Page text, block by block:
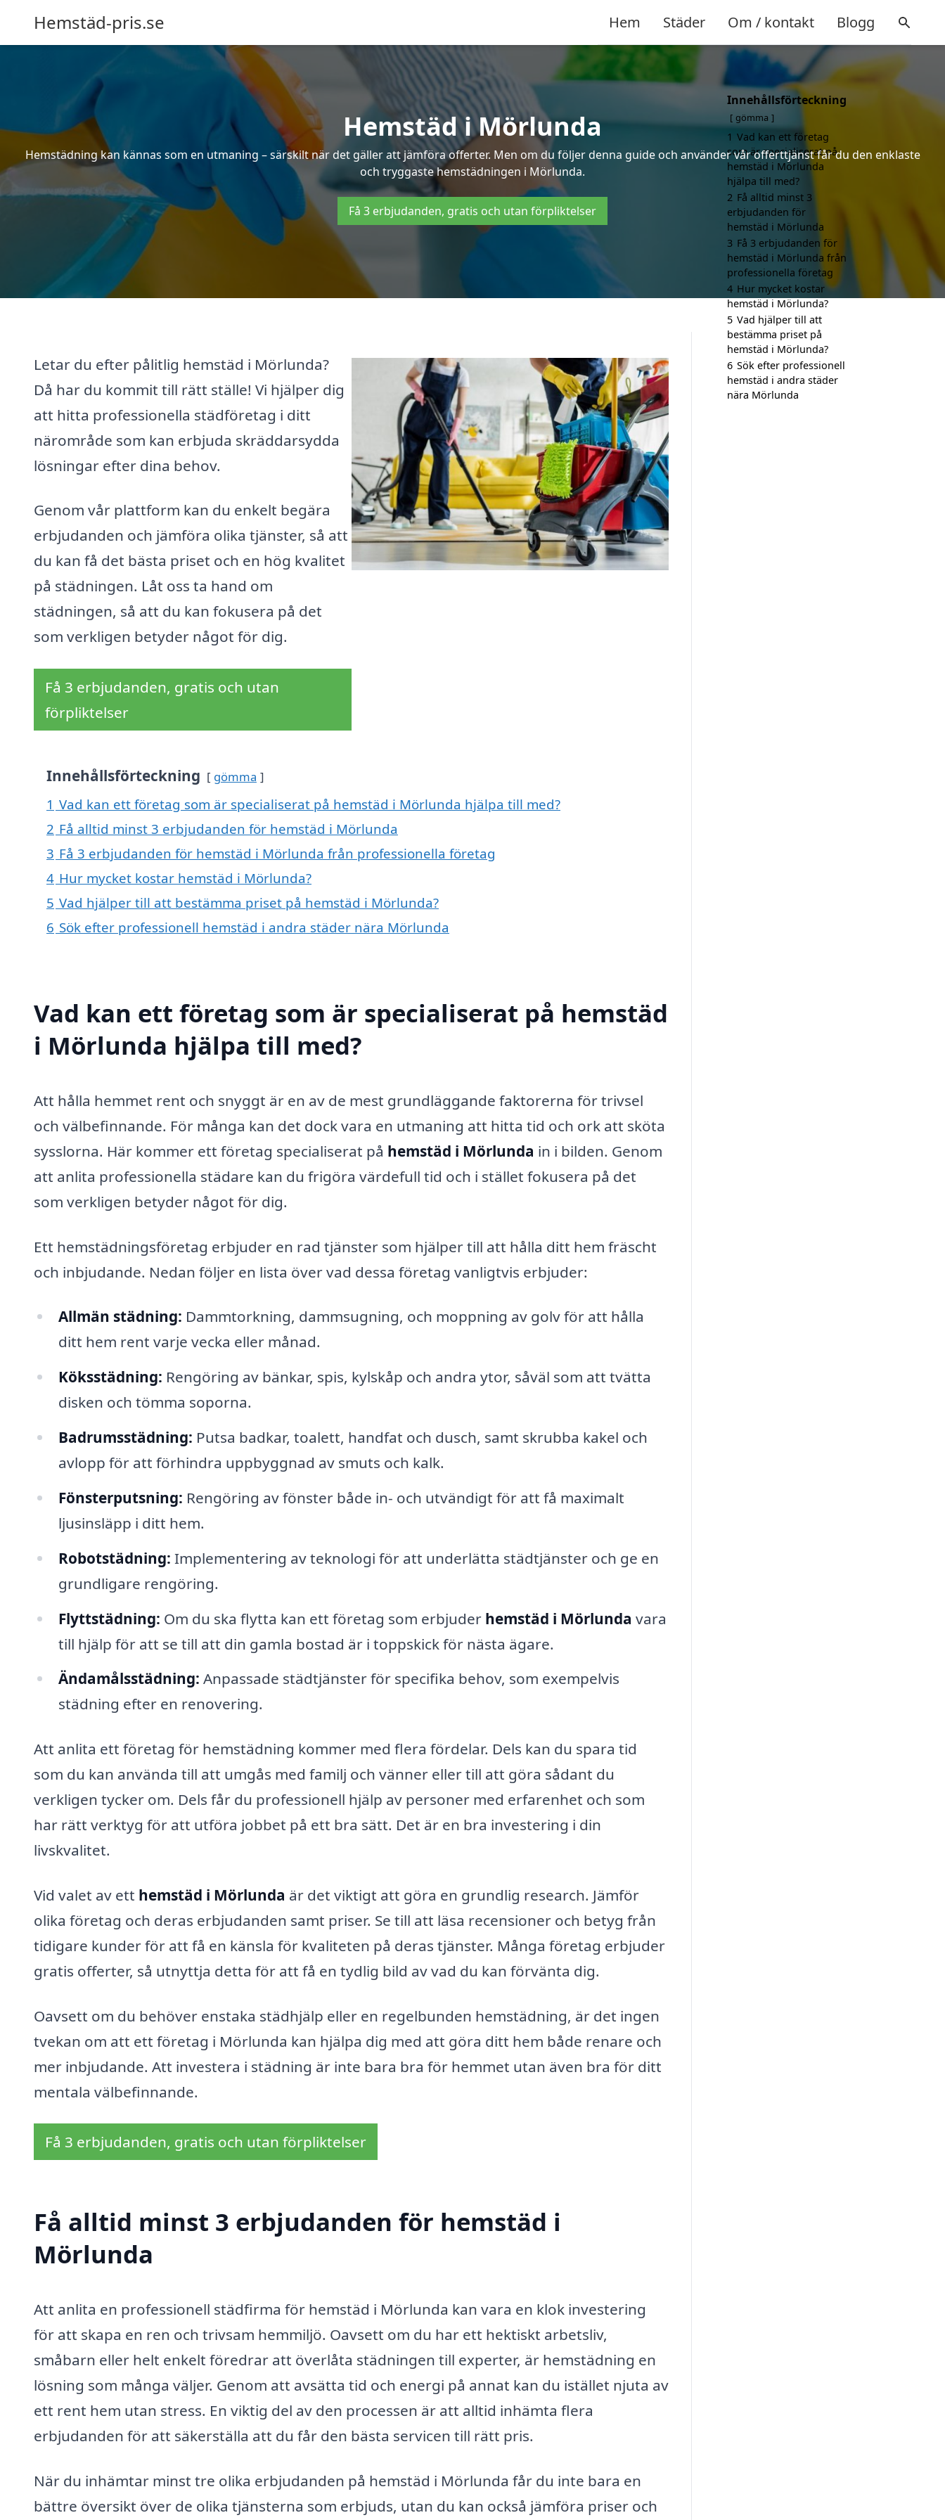
Hemstäd-pris.se Hem Städer Om / kontakt Blogg
Hemstäd i Mörlunda
Hemstädning kan kännas som en utmaning – särskilt när det gäller att jämföra offerter. Men om du följer denna guide och använder vår offerttjänst får du den enklaste
och tryggaste hemstädningen i Mörlunda.
Få 3 erbjudanden, gratis och utan förpliktelser
Letar du efter pålitlig hemstäd i Mörlunda?
Då har du kommit till rätt ställe! Vi hjälper dig
att hitta professionella städföretag i ditt
närområde som kan erbjuda skräddarsydda
lösningar efter dina behov.
Genom vår plattform kan du enkelt begära
erbjudanden och jämföra olika tjänster, så att
du kan få det bästa priset och en hög kvalitet
på städningen. Låt oss ta hand om
städningen, så att du kan fokusera på det
som verkligen betyder något för dig.
Få 3 erbjudanden, gratis och utan
förpliktelser
Innehållsförteckning gömma
1 Vad kan ett företag som är specialiserat på hemstäd i Mörlunda hjälpa till med?
2 Få alltid minst 3 erbjudanden för hemstäd i Mörlunda
3 Få 3 erbjudanden för hemstäd i Mörlunda från professionella företag
4 Hur mycket kostar hemstäd i Mörlunda?
5 Vad hjälper till att bestämma priset på hemstäd i Mörlunda?
6 Sök efter professionell hemstäd i andra städer nära Mörlunda
Vad kan ett företag som är specialiserat på hemstäd
i Mörlunda hjälpa till med?
Att hålla hemmet rent och snyggt är en av de mest grundläggande faktorerna för trivsel
och välbefinnande. För många kan det dock vara en utmaning att hitta tid och ork att sköta
sysslorna. Här kommer ett företag specialiserat på hemstäd i Mörlunda in i bilden. Genom
att anlita professionella städare kan du frigöra värdefull tid och i stället fokusera på det
som verkligen betyder något för dig.
Ett hemstädningsföretag erbjuder en rad tjänster som hjälper till att hålla ditt hem fräscht
och inbjudande. Nedan följer en lista över vad dessa företag vanligtvis erbjuder:
Allmän städning: Dammtorkning, dammsugning, och moppning av golv för att hålla
ditt hem rent varje vecka eller månad.
Köksstädning: Rengöring av bänkar, spis, kylskåp och andra ytor, såväl som att tvätta
disken och tömma soporna.
Badrumsstädning: Putsa badkar, toalett, handfat och dusch, samt skrubba kakel och
avlopp för att förhindra uppbyggnad av smuts och kalk.
Fönsterputsning: Rengöring av fönster både in- och utvändigt för att få maximalt
ljusinsläpp i ditt hem.
Robotstädning: Implementering av teknologi för att underlätta städtjänster och ge en
grundligare rengöring.
Flyttstädning: Om du ska flytta kan ett företag som erbjuder hemstäd i Mörlunda vara
till hjälp för att se till att din gamla bostad är i toppskick för nästa ägare.
Ändamålsstädning: Anpassade städtjänster för specifika behov, som exempelvis
städning efter en renovering.
Att anlita ett företag för hemstädning kommer med flera fördelar. Dels kan du spara tid
som du kan använda till att umgås med familj och vänner eller till att göra sådant du
verkligen tycker om. Dels får du professionell hjälp av personer med erfarenhet och som
har rätt verktyg för att utföra jobbet på ett bra sätt. Det är en bra investering i din
livskvalitet.
Vid valet av ett hemstäd i Mörlunda är det viktigt att göra en grundlig research. Jämför
olika företag och deras erbjudanden samt priser. Se till att läsa recensioner och betyg från
tidigare kunder för att få en känsla för kvaliteten på deras tjänster. Många företag erbjuder
gratis offerter, så utnyttja detta för att få en tydlig bild av vad du kan förvänta dig.
Oavsett om du behöver enstaka städhjälp eller en regelbunden hemstädning, är det ingen
tvekan om att ett företag i Mörlunda kan hjälpa dig med att göra ditt hem både renare och
mer inbjudande. Att investera i städning är inte bara bra för hemmet utan även bra för ditt
mentala välbefinnande.
Få 3 erbjudanden, gratis och utan förpliktelser
Få alltid minst 3 erbjudanden för hemstäd i
Mörlunda
Att anlita en professionell städfirma för hemstäd i Mörlunda kan vara en klok investering
för att skapa en ren och trivsam hemmiljö. Oavsett om du har ett hektiskt arbetsliv,
småbarn eller helt enkelt föredrar att överlåta städningen till experter, är hemstädning en
lösning som många väljer. Genom att avsätta tid och energi på annat kan du istället njuta av
ett rent hem utan stress. En viktig del av den processen är att alltid inhämta flera
erbjudanden för att säkerställa att du får den bästa servicen till rätt pris.
När du inhämtar minst tre olika erbjudanden på hemstäd i Mörlunda får du inte bara en
bättre översikt över de olika tjänsterna som erbjuds, utan du kan också jämföra priser och
Innehållsförteckning
gömma
1 Vad kan ett företag
som är specialiserat på
hemstäd i Mörlunda
hjälpa till med?
2 Få alltid minst 3
erbjudanden för
hemstäd i Mörlunda
3 Få 3 erbjudanden för
hemstäd i Mörlunda från
professionella företag
4 Hur mycket kostar
hemstäd i Mörlunda?
5 Vad hjälper till att
bestämma priset på
hemstäd i Mörlunda?
6 Sök efter professionell
hemstäd i andra städer
nära Mörlunda